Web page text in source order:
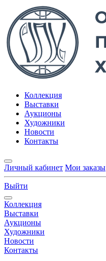
Коллекция
Выставки
Аукционы
Художники
Новости
Контакты
Личный кабинет Мои заказы
Выйти
Коллекция
Выставки
Аукционы
Художники
Новости
Контакты